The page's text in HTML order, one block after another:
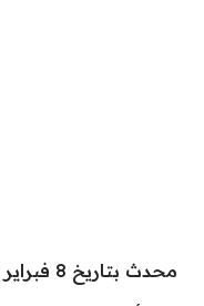
محدث بتاريخ 8 فبراير